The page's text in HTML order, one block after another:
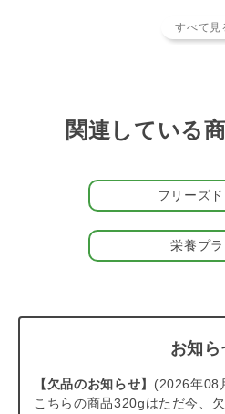
※熱い湯（38℃以上）で戻すと、
ル・酵素などが壊れてしまいま
ません。
フィーラインナチュラルは、検
れています。しかし、取扱いを
めに次の説明をよく読んでくださ
一度水で戻したフードは30分以
・一度水で戻したフィーライン
・パッケージに表示されている
早めにご利用ください。
パートナーが必要とするすべての
節による栄養成分の偏りを安定さ
生食の栄養をそのまま常温で保存
生食の豊富な栄養素を保持しなが
のもフリーズドライフードのメリ
ペースをあまり取らずに済み、お
なフードです。
＃猫キャンペーン2023
関連している
フリーズ
栄養プラ
お知ら
【欠品のお知らせ】 (2026年08
こちらの商品320gはただ今、欠